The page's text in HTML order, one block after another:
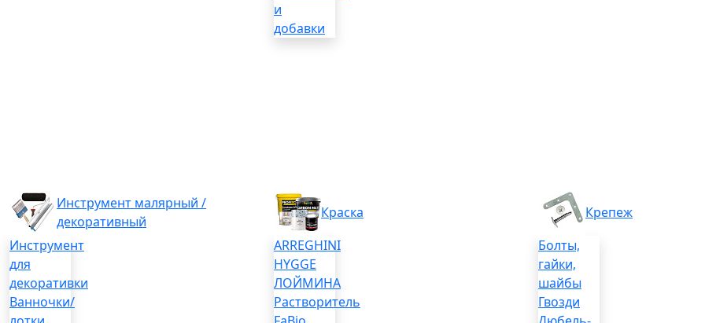
и
добавки
Инструмент малярный /
декоративный
Инструмент
для
декоративки
Ванночки/
Краска
ARREGHINI
HYGGE
ЛОЙМИНА
Растворитель
Крепеж
Болты,
гайки,
шайбы
Гвозди